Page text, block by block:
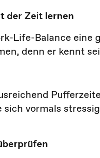
der Zeit lernen
Life-Balance eine
denn er kennt
vormals